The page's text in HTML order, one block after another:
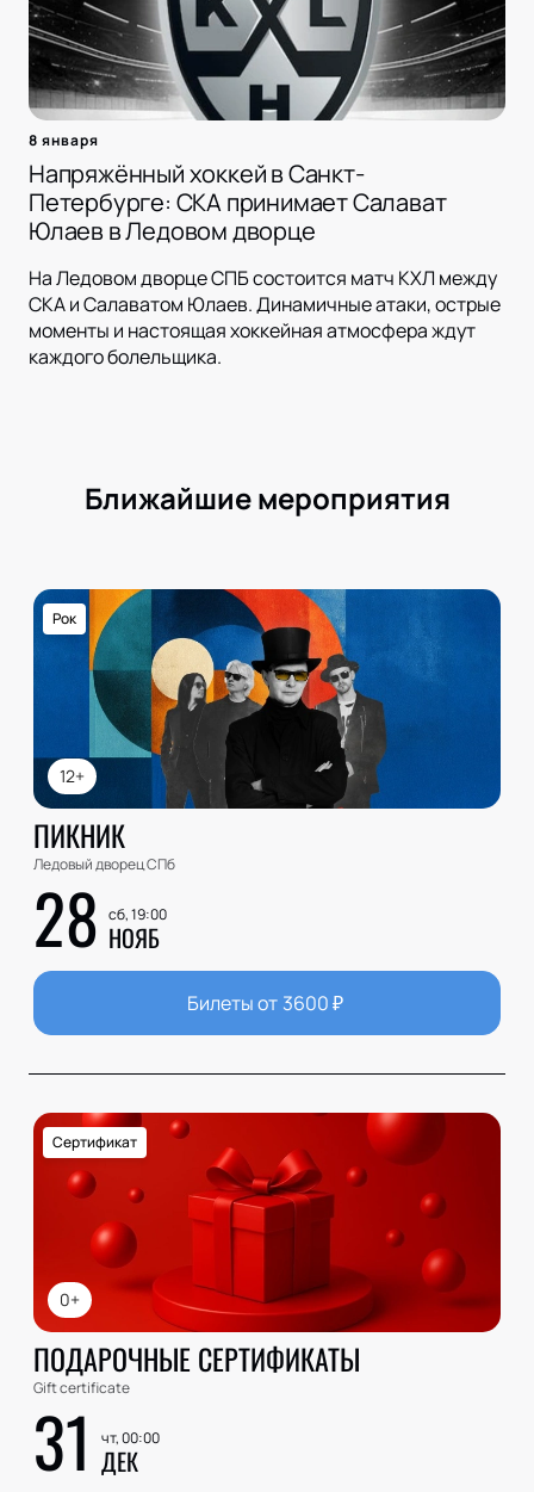
8 января
Напряжённый хоккей в Санкт-
Петербурге: СКА принимает Салават
Юлаев в Ледовом дворце
На Ледовом дворце СПБ состоится матч КХЛ между
СКА и Салаватом Юлаев. Динамичные атаки, острые
моменты и настоящая хоккейная атмосфера ждут
каждого болельщика.
Ближайшие мероприятия
12+
Рок
ПИКНИК
Ледовый дворец СПб
28 сб, 19:00
НОЯБ
Билеты от 3600₽
0+
Сертификат
ПОДАРОЧНЫЕ СЕРТИФИКАТЫ
Gift certificate
31 чт, 00:00
ДЕК